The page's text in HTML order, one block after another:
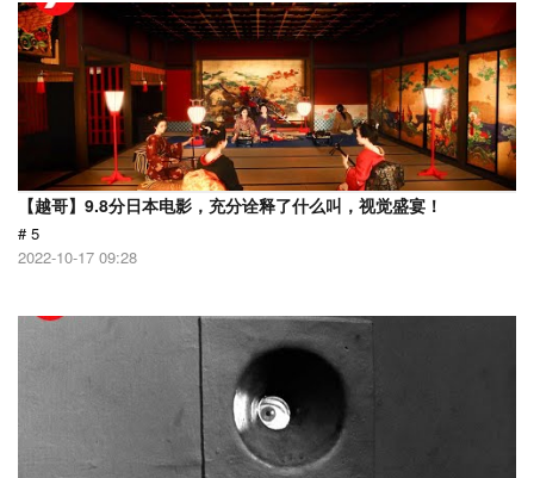
【越哥】9.8分日本电影，充分诠释了什么叫，视觉盛宴！
# 5
2022-10-17 09:28